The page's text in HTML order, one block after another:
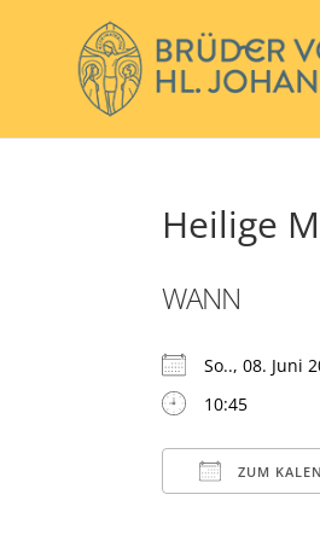
Heilige
WANN
So.., 08. Juni
10:45
ZUM